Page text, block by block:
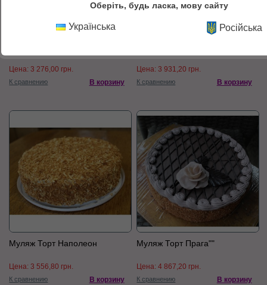
Цена:3 276,00 грн.
К сравнению В корзину
Цена:3 931,20 грн.
К сравнению В корзину
Муляж Торт Наполеон
Цена:3 556,80 грн.
К сравнению В корзину
Муляж Торт Прага""
Цена:4 867,20 грн.
К сравнению В корзину
Оберіть, будь ласка, мову сайту
Українська Російська